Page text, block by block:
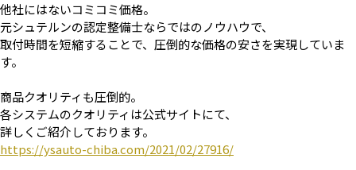
他社にはないコミコミ価格。
元シュテルンの認定整備士ならではのノウハウで、
取付時間を短縮することで、圧倒的な価格の安さを実現していま
す。
商品クオリティも圧倒的。
各システムのクオリティは公式サイトにて、
詳しくご紹介しております。
https://ysauto-chiba.com/2021/02/27916/